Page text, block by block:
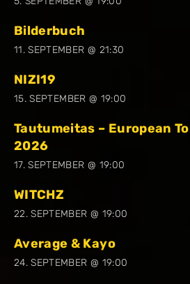
Bilderbuch
11. SEPTEMBER @ 21:30
NIZI19
15. SEPTEMBER @ 19:00
Tautumeitas – European
2026
17. SEPTEMBER @ 19:00
WITCHZ
22. SEPTEMBER @ 19:00
Average & Kayo
24. SEPTEMBER @ 19:00